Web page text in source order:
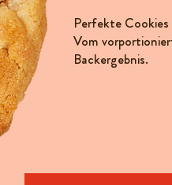
Perfekte Cookies
Vom
Backergebnis.